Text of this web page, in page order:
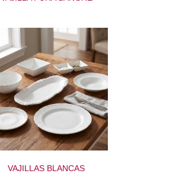
VAJILLAS BLANCAS